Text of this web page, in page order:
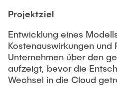
Projektziel
Entwicklung eines
Kostenauswirkungen und
Unternehmen über den
aufzeigt, bevor die
Wechsel in die Cloud